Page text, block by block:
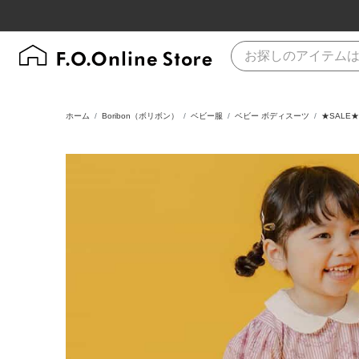
ホーム Boribon（ボリボン） ベビー服 ベビー ボディスーツ ★SALE★